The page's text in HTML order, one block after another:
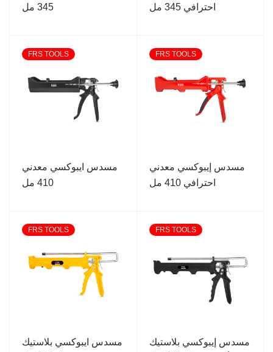
345 مل احترافي 345 مل
FRS TOOLS
مسدس ايبوكسي معدني
410 مل
FRS TOOLS
مسدس إيبوكسي معدني
احترافي 410 مل
FRS TOOLS
مسدس ايبوكسي بلاستيك
FRS TOOLS
مسدس إيبوكسي بلاستيك